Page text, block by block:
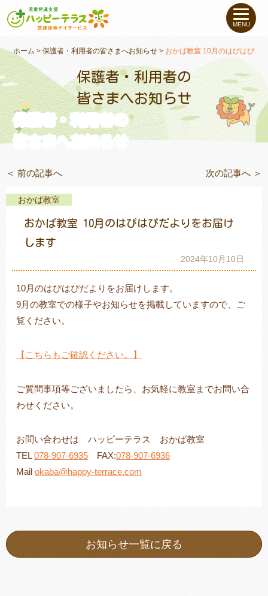
私たちについて
未就学のお子さま（０〜６才）
小学生〜高校生の お子さま
支援事例
教室一覧
ご利用について
MENU
ホーム >保護者・利用者の皆さまへお知らせ > おかば教室 10月のはぴはぴだ
保護者・利用者の
皆さまへお知らせ
保護者・利用者の
皆さまへお知らせ
＜ 前の記事へ 次の記事へ ＞
おかば教室
おかば教室 10月のはぴはぴだよりをお届け
します
2024年10月10日
10月のはぴはぴだよりをお届けします。
9月の教室での様子やお知らせを掲載していますので、ご
覧ください。
【こちらもご確認ください。】
ご質問事項等ございましたら、お気軽に教室までお問い合
わせください。
お問い合わせは ハッピーテラス おかば教室
TEL078-907-6935 FAX:078-907-6936
Mail okaba@happy-terrace.com
お知らせ一覧に戻る